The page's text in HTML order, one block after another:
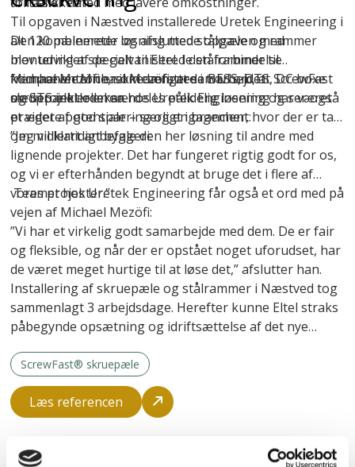
Den kombinerede løsning med stålpæle og rammer
blev udviklet specielt til Eltel. I den forbindelse
fremhæver Michael Mezöfi, at samarbejdet
medprojektlederen hos Uretek Engineering har været
præget af god sparring og engagement:
Til opgaven i Næstved installerede Uretek Engineering i
alt 120 pælemeter og afsluttede opgaven med
montering af de galvaniserede stålrammer til
komponenterne, som omfattede BESS, DTS, DC boxe
og STS inkl. oliekar.
Michael Mezöfi er ikke længere i tvivl om, at ScrewFast
skruepæle er en særdeles pålidelig løsning og ser også
et videre potentiale – særligt i brancher, hvor der er tale
om midlertidigt byggeri:
”Jeg vil klart anbefale den her løsning til andre med
lignende projekter. Det har fungeret rigtig godt for os,
og vi er efterhånden begyndt at bruge det i flere af
vores projekter.”
Teamet hos Uretek Engineering får også et ord med på
vejen af Michael Mezöfi:
”Vi har et virkelig godt samarbejde med dem. De er fair
og fleksible, og når der er opstået noget uforudset, har
de været meget hurtige til at løse det,” afslutter han.
Installering af skruepæle og stålrammer i Næstved tog
sammenlagt 3 arbejdsdage. Herefter kunne Eltel straks
påbegynde opsætning og idriftsættelse af det nye
ScrewFast® skruepæle
Læs referencen